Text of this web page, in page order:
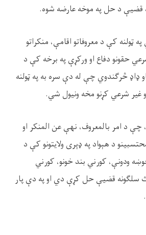
قضیې د حل په موخه عارضه شوه.
ټولنه کې د معروفاتو اقامې، منکراتو
حقونو دفاع او ورکړې په برخه کې د
ډاډ څرګندوي چې له دې سره به په ټولنه
غیر شرعي کړنو مخه ونیول شي.
د امر بالمعروف، نهې عن المنکر او
د هېواد په ډېری ولایتونو کې د
ودونې، کورني بند خونو، کورني
سلګونه قضیې حل کړې دي او په دې پار